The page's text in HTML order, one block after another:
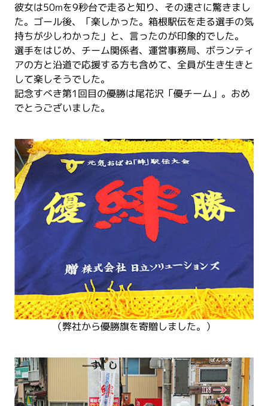
彼女は50mを9秒台で走ると知り、その速さに驚きまし
た。ゴール後、「楽しかった。箱根駅伝を走る選手の気
持ちが少しわかった」と、言ったのが印象的でした。
選手をはじめ、チーム関係者、運営事務局、ボランティ
アの方と沿道で応援する方も含めて、全員が生き生きと
して楽しそうでした。
記念すべき第1回目の優勝は尾花沢「優チーム」。おめ
でとうございました。
（弊社から優勝旗を寄贈しました。）